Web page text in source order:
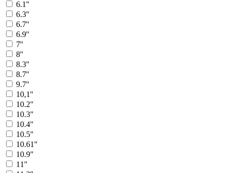
6.1''
6.3''
6.7''
6.9''
7''
8''
8.3''
8.7''
9.7''
10,1''
10.2"
10.3"
10.4"
10.5"
10.61"
10.9"
11"